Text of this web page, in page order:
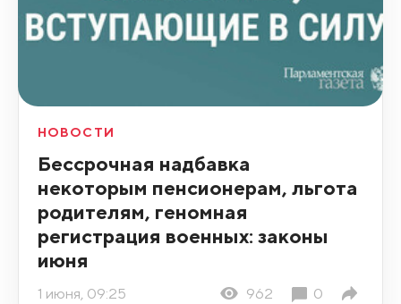
НОВОСТИ
Бессрочная надбавка
некоторым пенсионерам, льгота
родителям, геномная
регистрация военных: законы
июня
1 июня, 09:25 962 0